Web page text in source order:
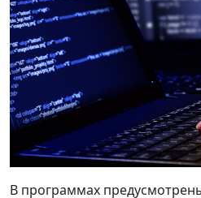
В программах